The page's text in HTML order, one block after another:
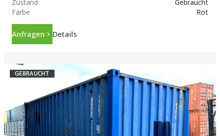
Zustand
Gebraucht
Farbe
Rot
Anfragen Details
GEBRAUCHT